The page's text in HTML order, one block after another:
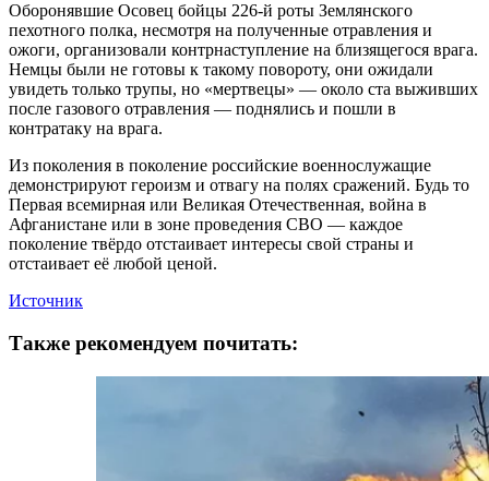
Оборонявшие Осовец бойцы 226-й роты Землянского
пехотного полка, несмотря на полученные отравления и
ожоги, организовали контрнаступление на близящегося врага.
Немцы были не готовы к такому повороту, они ожидали
увидеть только трупы, но «мертвецы» — около ста выживших
после газового отравления — поднялись и пошли в
контратаку на врага.
Из поколения в поколение российские военнослужащие
демонстрируют героизм и отвагу на полях сражений. Будь то
Первая всемирная или Великая Отечественная, война в
Афганистане или в зоне проведения СВО — каждое
поколение твёрдо отстаивает интересы свой страны и
отстаивает её любой ценой.
Источник
Также рекомендуем почитать: